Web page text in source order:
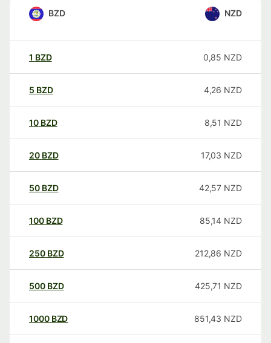
BZD NZD
1 BZD 0,85 NZD
5 BZD 4,26 NZD
10 BZD 8,51 NZD
20 BZD 17,03 NZD
50 BZD 42,57 NZD
100 BZD 85,14 NZD
250 BZD 212,86 NZD
500 BZD 425,71 NZD
1000 BZD 851,43 NZD